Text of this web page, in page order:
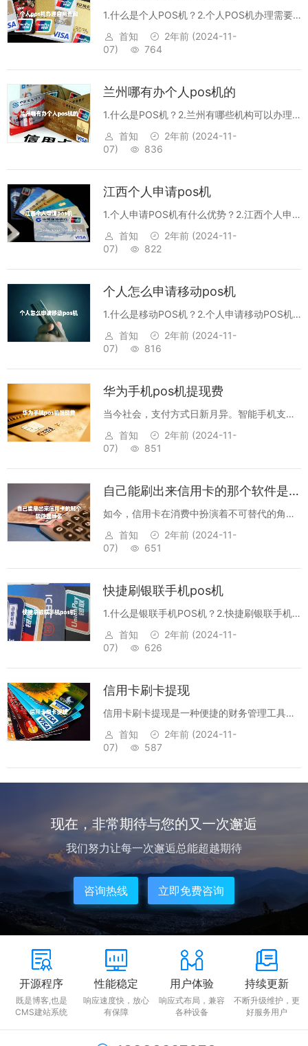
1.什么是个人POS机？2.个人POS机办理需要
准备什么?3.个人POS机办理在哪里完成?4.个
人POS机办理有什么要求吗?5.个人POS机办理
POS机是一...
首知 2年前 (2024-11-
07)
764
兰州哪有办个人pos机的
1.什么是POS机？2.兰州有哪些机构可以办理
个人POS机？3.个人办理POS机的条件有哪
些？4.办理P OS机的流程是怎样的？5.个人办
机，即销售点终...
首知 2年前 (2024-11-
07)
836
江西个人申请pos机
1.个人申请POS机有什么优势？2.江西个人申
请POS机的要求是什么？3.江西个人申请POS
机需要多少费用？4.江西个人申请POS机的流
可以拿到机具？1.个...
首知 2年前 (2024-11-
07)
822
个人怎么申请移动pos机
1.什么是移动POS机？2.个人申请移动POS机
需要满足哪些条件？3.移动POS机有哪些优
势？4.什么是移动POS机的支付流程？5.如何
POS机是一种移动...
首知 2年前 (2024-11-
07)
816
华为手机pos机提现费
当今社会，支付方式日新月异。智能手机支付
已经成为大众支付的主流，而华为手机POS机
提现也在越来越多的地方得到应用。但是，大
解，接下来就让我们一起来探究华为手机P...
首知 2年前 (2024-11-
07)
851
自己能刷出来信用卡的那个软件是什么
如今，信用卡在消费中扮演着不可替代的角
色，而自助刷卡软件也随之涌现，它可以让消
费者更加轻松的刷卡。那么自己能刷出来信用
软件，是一款专业的刷卡软件，它具备刷
卡、...
首知 2年前 (2024-11-
07)
651
快捷刷银联手机pos机
1.什么是银联手机POS机？2.快捷刷银联手机
POS机的优势是什么？3.快捷刷银联手机POS
机的使用场景有哪些？4.快捷刷银联手机POS
机的安全风险有哪些？...
首知 2年前 (2024-11-
07)
626
信用卡刷卡提现
信用卡刷卡提现是一种便捷的财务管理工具，
可以帮助消费者快速支付账单、提现或者投资
理财产品。对于资金紧张的消费者来说，这种
卡刷卡提现的操作流程很简单，只要消费者
首知 2年前 (2024-11-
07)
587
现在，非常期待与您的又一次邂逅
我们努力让每一次邂逅总能超越期待
咨询热线 立即免费咨询
开源程序
既是博客,也是
CMS建站系统
性能稳定
响应速度快，放心
有保障
用户体验
响应式布局，兼容
各种设备
持续更新
不断升级维护，更
好服务用户